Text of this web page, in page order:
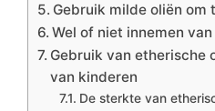
Gebruik milde oliën om
Wel of niet innemen
Gebruik van etherische
van kinderen
De sterkte van